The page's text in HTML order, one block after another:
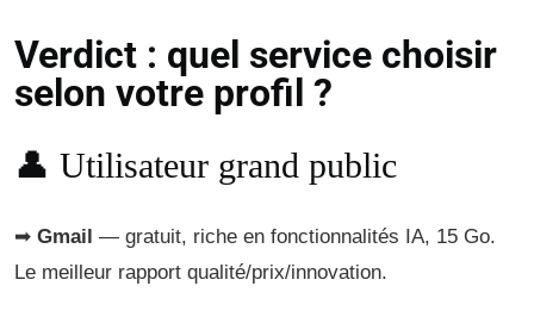
Verdict : quel service choisir
selon votre profil ?
👤 Utilisateur grand public
➡ Gmail — gratuit, riche en fonctionnalités IA, 15 Go.
Le meilleur rapport qualité/prix/innovation.